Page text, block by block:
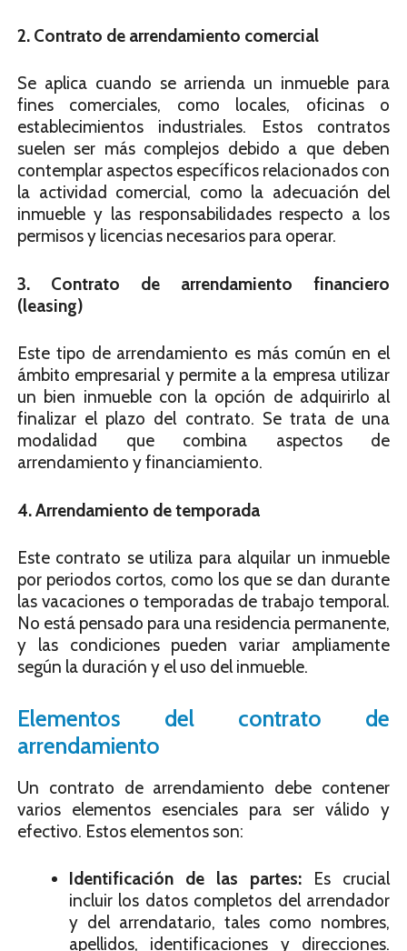
2. Contrato de arrendamiento comercial
Se aplica cuando se arrienda un inmueble para
fines comerciales, como locales, oficinas o
establecimientos industriales. Estos contratos
suelen ser más complejos debido a que deben
contemplar aspectos específicos relacionados con
la actividad comercial, como la adecuación del
inmueble y las responsabilidades respecto a los
permisos y licencias necesarios para operar.
3. Contrato de arrendamiento financiero
(leasing)
Este tipo de arrendamiento es más común en el
ámbito empresarial y permite a la empresa utilizar
un bien inmueble con la opción de adquirirlo al
finalizar el plazo del contrato. Se trata de una
modalidad que combina aspectos de
arrendamiento y financiamiento.
4. Arrendamiento de temporada
Este contrato se utiliza para alquilar un inmueble
por periodos cortos, como los que se dan durante
las vacaciones o temporadas de trabajo temporal.
No está pensado para una residencia permanente,
y las condiciones pueden variar ampliamente
según la duración y el uso del inmueble.
Elementos del contrato de
arrendamiento
Un contrato de arrendamiento debe contener
varios elementos esenciales para ser válido y
efectivo. Estos elementos son:
Identificación de las partes: Es crucial
incluir los datos completos del arrendador
y del arrendatario, tales como nombres,
apellidos, identificaciones y direcciones.